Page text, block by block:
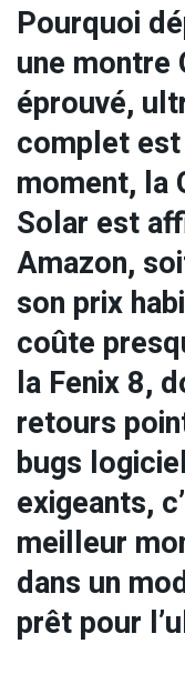
Pourquoi
une montre
éprouvé,
complet est
moment, la
Solar est
Amazon,
son prix
coûte
la Fenix 8,
retours
bugs
exigeants,
meilleur
dans un
prêt pour